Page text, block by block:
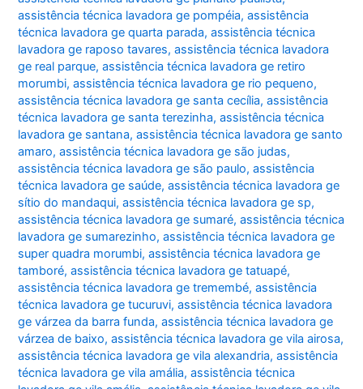
assistência técnica lavadora ge pompéia,assistência
técnica lavadora ge quarta parada,assistência técnica
lavadora ge raposo tavares,assistência técnica lavadora
ge real parque,assistência técnica lavadora ge retiro
morumbi,assistência técnica lavadora ge rio pequeno,
assistência técnica lavadora ge santa cecília,assistência
técnica lavadora ge santa terezinha,assistência técnica
lavadora ge santana,assistência técnica lavadora ge santo
amaro,assistência técnica lavadora ge são judas,
assistência técnica lavadora ge são paulo,assistência
técnica lavadora ge saúde,assistência técnica lavadora ge
sítio do mandaqui,assistência técnica lavadora ge sp,
assistência técnica lavadora ge sumaré,assistência técnica
lavadora ge sumarezinho,assistência técnica lavadora ge
super quadra morumbi,assistência técnica lavadora ge
tamboré,assistência técnica lavadora ge tatuapé,
assistência técnica lavadora ge tremembé,assistência
técnica lavadora ge tucuruvi,assistência técnica lavadora
ge várzea da barra funda,assistência técnica lavadora ge
várzea de baixo,assistência técnica lavadora ge vila airosa,
assistência técnica lavadora ge vila alexandria,assistência
técnica lavadora ge vila amália,assistência técnica